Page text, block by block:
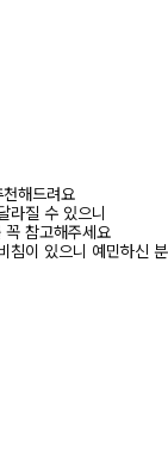
해드려요
라질 수 있으니
꼭 참고해주세요
침이 있으니 예민하신